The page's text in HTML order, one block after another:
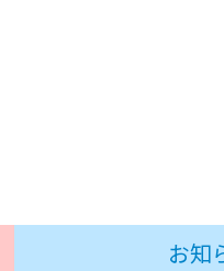
お知